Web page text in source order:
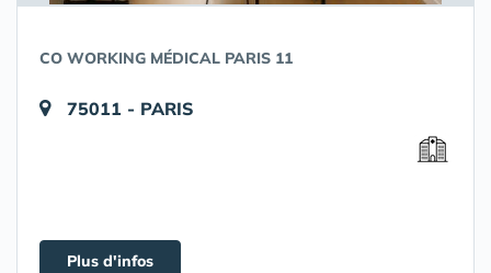
CO WORKING MÉDICAL PARIS 11
75011 - PARIS
Plus d'infos